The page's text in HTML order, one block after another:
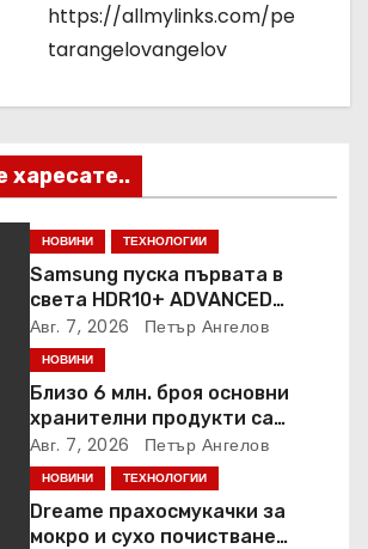
https://allmylinks.com/pe
tarangelovangelov
НОВИНИ ТЕХНОЛОГИИ
Samsung пуска първата в
света HDR10+ ADVANCED
стрийминг услуга в Prime
Video
Авг. 7, 2026 Петър Ангелов
НОВИНИ
Близо 6 млн. броя основни
хранителни продукти са
закупени от „Кошница с
грижа“ в Kaufland от старта на
кампанията
Авг. 7, 2026 Петър Ангелов
НОВИНИ ТЕХНОЛОГИИ
Dreame прахосмукачки за
мокро и сухо почистване